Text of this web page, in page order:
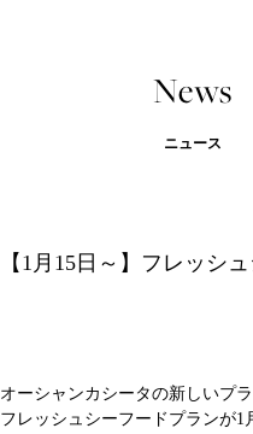
News
ニュース
【1月15日～】フレッシ
オーシャンカシータの新しいプラ
フレッシュシーフードプランが1